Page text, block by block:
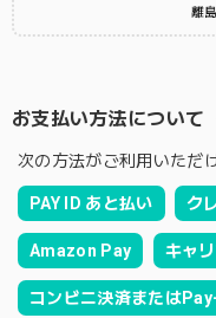
離
お支払い方法について
次の方法がご利用いただ
PAY ID あと払い ク
Amazon Pay キャ
コンビニ決済または